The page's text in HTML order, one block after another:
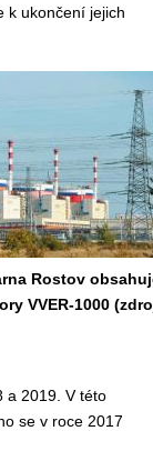
k ukončení jejich
Rostov
VVER-1000
a 2019. V této
se v roce 2017